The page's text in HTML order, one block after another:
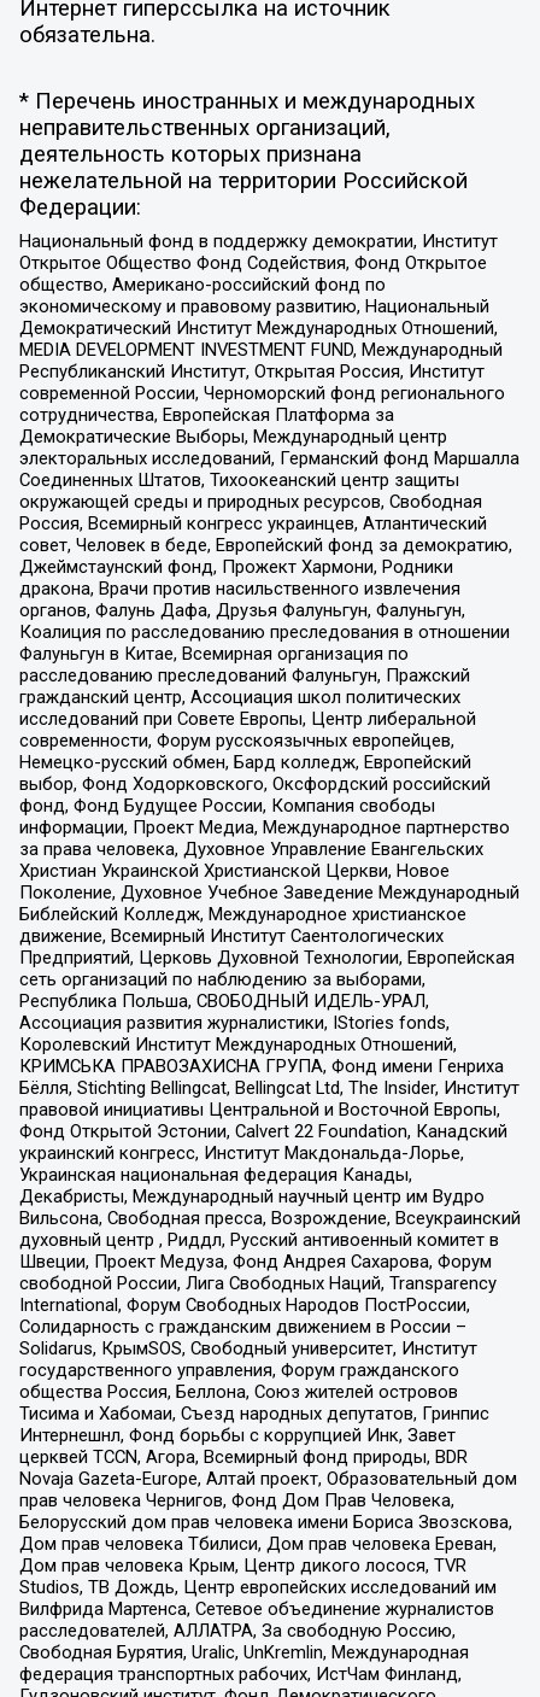
Интернет гиперссылка на источник
обязательна.
* Перечень иностранных и международных
неправительственных организаций,
деятельность которых признана
нежелательной на территории Российской
Федерации:
Национальный фонд в поддержку демократии, Институт
Открытое Общество Фонд Содействия, Фонд Открытое
общество, Американо-российский фонд по
экономическому и правовому развитию, Национальный
Демократический Институт Международных Отношений,
MEDIA DEVELOPMENT INVESTMENT FUND, Международный
Республиканский Институт, Открытая Россия, Институт
современной России, Черноморский фонд регионального
сотрудничества, Европейская Платформа за
Демократические Выборы, Международный центр
электоральных исследований, Германский фонд Маршалла
Соединенных Штатов, Тихоокеанский центр защиты
окружающей среды и природных ресурсов, Свободная
Россия, Всемирный конгресс украинцев, Атлантический
совет, Человек в беде, Европейский фонд за демократию,
Джеймстаунский фонд, Прожект Хармони, Родники
дракона, Врачи против насильственного извлечения
органов, Фалунь Дафа, Друзья Фалуньгун, Фалуньгун,
Коалиция по расследованию преследования в отношении
Фалуньгун в Китае, Всемирная организация по
расследованию преследований Фалуньгун, Пражский
гражданский центр, Ассоциация школ политических
исследований при Совете Европы, Центр либеральной
современности, Форум русскоязычных европейцев,
Немецко-русский обмен, Бард колледж, Европейский
выбор, Фонд Ходорковского, Оксфордский российский
фонд, Фонд Будущее России, Компания свободы
информации, Проект Медиа, Международное партнерство
за права человека, Духовное Управление Евангельских
Христиан Украинской Христианской Церкви, Новое
Поколение, Духовное Учебное Заведение Международный
Библейский Колледж, Международное христианское
движение, Всемирный Институт Саентологических
Предприятий, Церковь Духовной Технологии, Европейская
сеть организаций по наблюдению за выборами,
Республика Польша, СВОБОДНЫЙ ИДЕЛЬ-УРАЛ,
Ассоциация развития журналистики, IStories fonds,
Королевский Институт Международных Отношений,
КРИМСЬКА ПРАВОЗАХИСНА ГРУПА, Фонд имени Генриха
Бёлля, Stichting Bellingcat, Bellingcat Ltd, The Insider, Институт
правовой инициативы Центральной и Восточной Европы,
Фонд Открытой Эстонии, Calvert 22 Foundation, Канадский
украинский конгресс, Институт Макдональда-Лорье,
Украинская национальная федерация Канады,
Декабристы, Международный научный центр им Вудро
Вильсона, Свободная пресса, Возрождение, Всеукраинский
духовный центр , Риддл, Русский антивоенный комитет в
Швеции, Проект Медуза, Фонд Андрея Сахарова, Форум
свободной России, Лига Свободных Наций, Transparеncy
International, Форум Свободных Народов ПостРоссии,
Солидарность с гражданским движением в России –
Solidarus, КрымSOS, Свободный университет, Институт
государственного управления, Форум гражданского
общества Россия, Беллона, Союз жителей островов
Тисима и Хабомаи, Съезд народных депутатов, Гринпис
Интернешнл, Фонд борьбы с коррупцией Инк, Завет
церквей TCCN, Агора, Всемирный фонд природы, BDR
Novaja Gazeta-Europe, Алтай проект, Образовательный дом
прав человека Чернигов, Фонд Дом Прав Человека,
Белорусский дом прав человека имени Бориса Звозскова,
Дом прав человека Тбилиси, Дом прав человека Ереван,
Дом прав человека Крым, Центр дикого лосося, TVR
Studios, ТВ Дождь, Центр европейских исследований им
Вилфрида Мартенса, Сетевое объединение журналистов
расследователей, АЛЛАТРА, За свободную Россию,
Свободная Бурятия, Uralic, UnKremlin, Международная
федерация транспортных рабочих, ИстЧам Финланд,